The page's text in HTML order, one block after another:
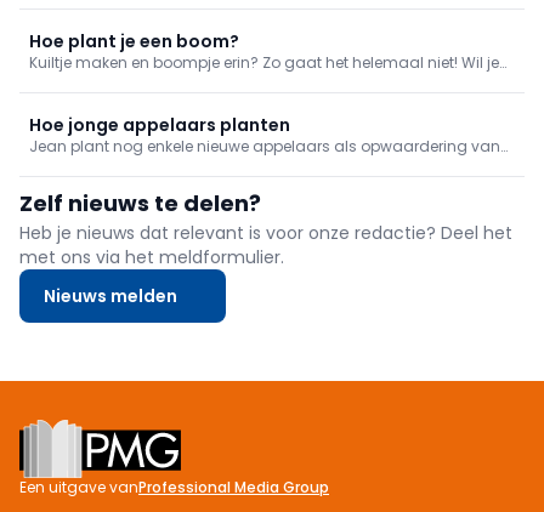
Hoe plant je een boom?
Kuiltje maken en boompje erin? Zo gaat het helemaal niet! Wil je
soigneert, leer je allemaal in deze aflevering!
Hoe jonge appelaars planten
Jean plant nog enkele nieuwe appelaars als opwaardering van
Zelf nieuws te delen?
Heb je nieuws dat relevant is voor onze redactie? Deel het
met ons via het meldformulier.
Nieuws melden
Footer
Een uitgave vanProfessional Media Group